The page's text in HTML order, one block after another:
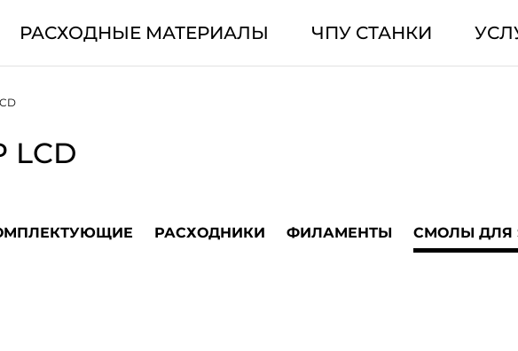
РАСХОДНЫЕ МАТЕРИАЛЫ ЧПУ СТАНКИ
РАСХОДНИКИ ФИЛАМЕНТЫ СМОЛЫ ДЛЯ